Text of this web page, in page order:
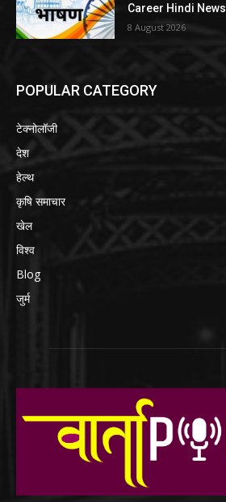
Career Hindi News
8 August 2026
POPULAR CATEGORY
टेक्नोलॉजी
देश
हेल्थ
कृषि समाचार
खेल
विश्व
Blog
जुर्म